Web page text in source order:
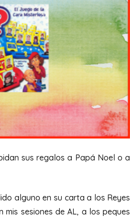
sus regalos a Papá Noel o a
alguno en su carta a los Reyes
sesiones de AL, a los peques